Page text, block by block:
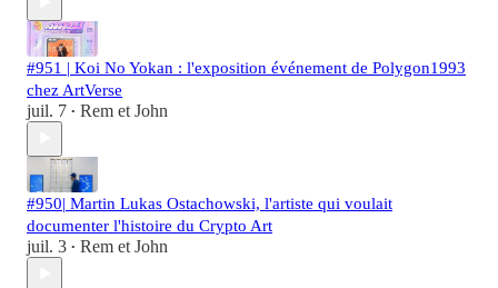
#951 | Koi No Yokan : l'exposition événement de Polygon1993
chez ArtVerse
juil. 7 • Rem et John
#950| Martin Lukas Ostachowski, l'artiste qui voulait
documenter l'histoire du Crypto Art
juil. 3 • Rem et John